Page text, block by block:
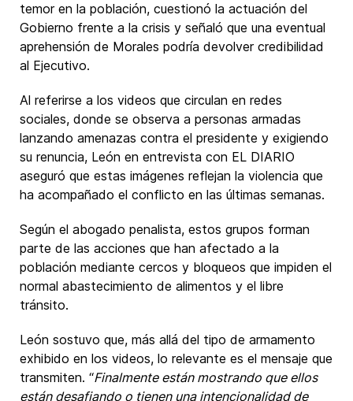
temor en la población, cuestionó la actuación del
Gobierno frente a la crisis y señaló que una eventual
aprehensión de Morales podría devolver credibilidad
al Ejecutivo.
Al referirse a los videos que circulan en redes
sociales, donde se observa a personas armadas
lanzando amenazas contra el presidente y exigiendo
su renuncia, León en entrevista con EL DIARIO
aseguró que estas imágenes reflejan la violencia que
ha acompañado el conflicto en las últimas semanas.
Según el abogado penalista, estos grupos forman
parte de las acciones que han afectado a la
población mediante cercos y bloqueos que impiden el
normal abastecimiento de alimentos y el libre
tránsito.
León sostuvo que, más allá del tipo de armamento
exhibido en los videos, lo relevante es el mensaje que
transmiten. “Finalmente están mostrando que ellos
están desafiando o tienen una intencionalidad de